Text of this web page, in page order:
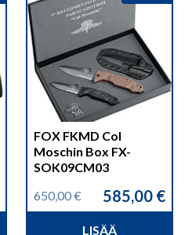
FOX FKMD Col
Moschin Box FX-
SOK09CM03
650,00€
Alkuperäinen
hinta
585,00 €
Nykyinen
hinta
LISÄÄ